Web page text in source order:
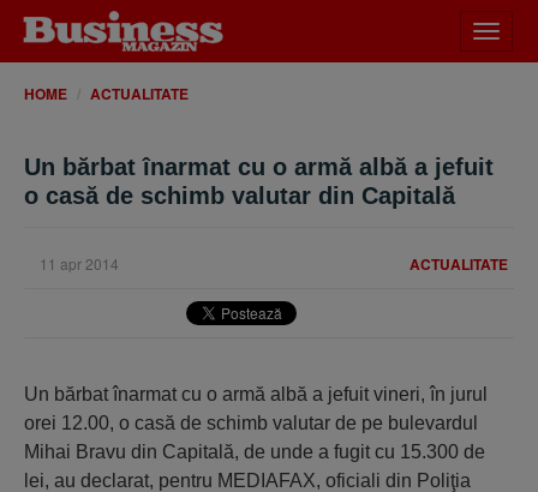
meniu
HOME ACTUALITATE
Un bărbat înarmat cu o armă albă a jefuit
o casă de schimb valutar din Capitală
ACTUALITATE
11 apr 2014
Un bărbat înarmat cu o armă albă a jefuit vineri, în jurul
orei 12.00, o casă de schimb valutar de pe bulevardul
Mihai Bravu din Capitală, de unde a fugit cu 15.300 de
lei, au declarat, pentru MEDIAFAX, oficiali din Poliţia